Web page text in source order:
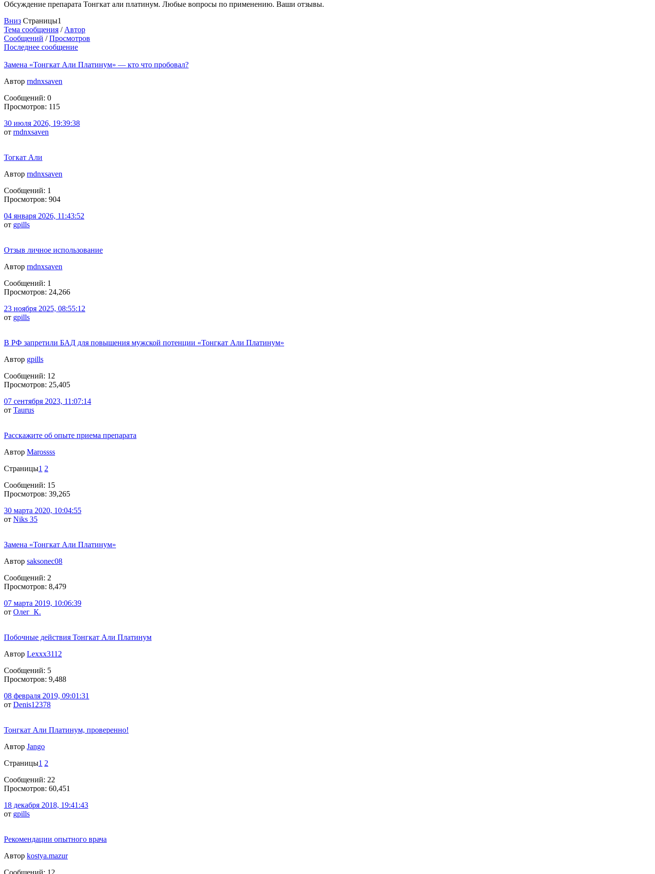
Обсуждение препарата Тонгкат али платинум. Любые вопросы по применению. Ваши отзывы.
Вниз Страницы1
Тема сообщения / Автор
Сообщений /Просмотров
Последнее сообщение
Замена «Тонгкат Али Платинум» — кто что пробовал?
Автор rndnxsaven
Сообщений: 0
Просмотров: 115
30 июля 2026, 19:39:38
от rndnxsaven
Тогкат Али
Автор rndnxsaven
Сообщений: 1
Просмотров: 904
04 января 2026, 11:43:52
от gpills
Отзыв личное использование
Автор rndnxsaven
Сообщений: 1
Просмотров: 24,266
23 ноября 2025, 08:55:12
от gpills
В РФ запретили БАД для повышения мужской потенции «Тонгкат Али Платинум»
Автор gpills
Сообщений: 12
Просмотров: 25,405
07 сентября 2023, 11:07:14
от Taurus
Расскажите об опыте приема препарата
Автор Marossss
Страницы1 2
Сообщений: 15
Просмотров: 39,265
30 марта 2020, 10:04:55
от Niks 35
Замена «Тонгкат Али Платинум»
Автор saksonec08
Сообщений: 2
Просмотров: 8,479
07 марта 2019, 10:06:39
от Олег_К.
Побочные действия Тонгкат Али Платинум
Автор Lexxx3112
Сообщений: 5
Просмотров: 9,488
08 февраля 2019, 09:01:31
от Denis12378
Тонгкат Али Платинум, проверенно!
Автор Jango
Страницы1 2
Сообщений: 22
Просмотров: 60,451
18 декабря 2018, 19:41:43
от gpills
Рекомендации опытного врача
Автор kostya.mazur
Сообщений: 12